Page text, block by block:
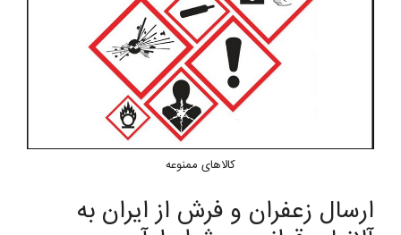
کالاهای ممنوعه
ارسال زعفران و فرش از ایران به